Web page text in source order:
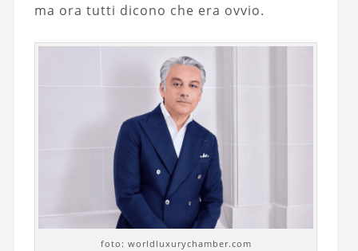
ma ora tutti dicono che era ovvio.
foto: worldluxurychamber.com